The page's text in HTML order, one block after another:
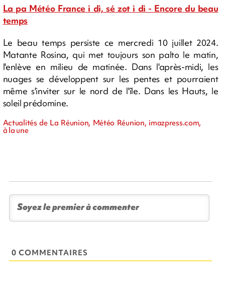
La pa Météo France i di, sé zot i di - Encore du beau
temps
Le beau temps persiste ce mercredi 10 juillet 2024.
Matante Rosina, qui met toujours son palto le matin,
l'enlève en milieu de matinée. Dans l'après-midi, les
nuages se développent sur les pentes et pourraient
même s'inviter sur le nord de l'île. Dans les Hauts, le
soleil prédomine.
Actualités de La Réunion, Météo Réunion, imazpress.com,
à la une
0 COMMENTAIRES